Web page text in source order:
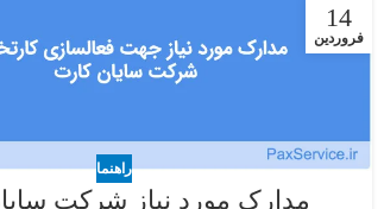
14
فروردین
راهنما
مدارک مورد نیاز شرکت